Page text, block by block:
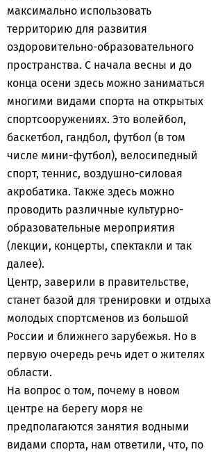
максимально использовать
территорию для развития
оздоровительно-образовательного
пространства. С начала весны и до
конца осени здесь можно заниматься
многими видами спорта на открытых
спортсооружениях. Это волейбол,
баскетбол, гандбол, футбол (в том
числе мини-футбол), велосипедный
спорт, теннис, воздушно-силовая
акробатика. Также здесь можно
проводить различные культурно-
образовательные мероприятия
(лекции, концерты, спектакли и так
далее).
Центр, заверили в правительстве,
станет базой для тренировки и отдыха
молодых спортсменов из большой
России и ближнего зарубежья. Но в
первую очередь речь идет о жителях
области.
На вопрос о том, почему в новом
центре на берегу моря не
предполагаются занятия водными
видами спорта, нам ответили, что, по